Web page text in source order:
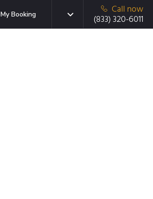
My Booking
Call now
(833) 320-6011